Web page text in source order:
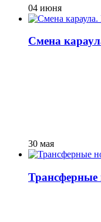
04 июня
Смена
30 мая
Трансферные